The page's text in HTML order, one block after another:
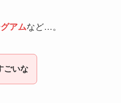
グアムなど…。
ごいな